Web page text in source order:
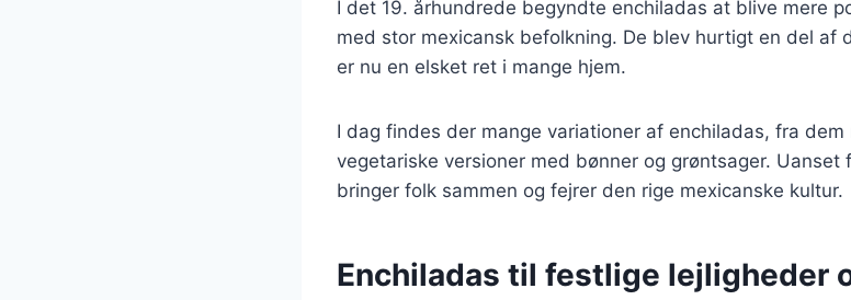
I det 19. århundrede begyndte enchiladas at blive mere
med stor mexicansk befolkning. De blev hurtigt en del af
er nu en elsket ret i mange hjem.
I dag findes der mange variationer af enchiladas, fra
vegetariske versioner med bønner og grøntsager.
bringer folk sammen og fejrer den rige mexicanske kultur.
Enchiladas til festlige lejligheder